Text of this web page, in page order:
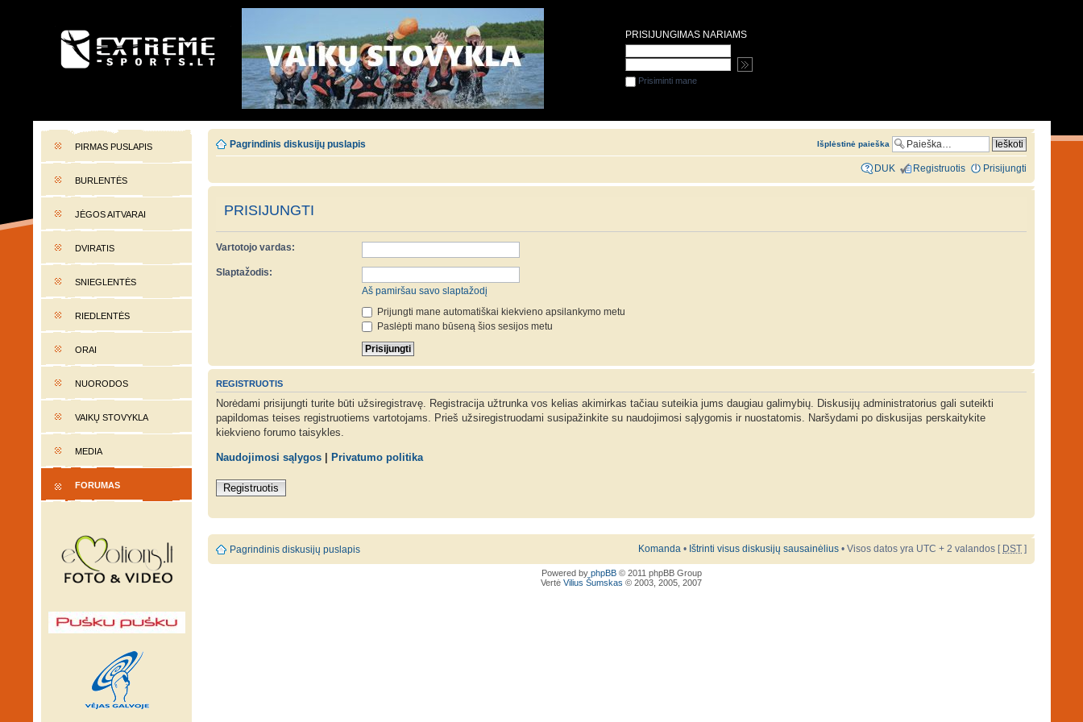
EXTREME-SPORTS.LT
PIRMAS PUSLAPIS
BURLENTĖS
JĖGOS AITVARAI
DVIRATIS
SNIEGLENTĖS
RIEDLENTĖS
ORAI
NUORODOS
VAIKŲ STOVYKLA
MEDIA
FORUMAS
Pagrindinis diskusijų puslapis Išplėstinė paieška
DUK Registruotis Prisijungti
PRISIJUNGTI
Vartotojo vardas:
Slaptažodis:
Aš pamiršau savo slaptažodį
Prijungti mane automatiškai kiekvieno apsilankymo metu
Paslėpti mano būseną šios sesijos metu
REGISTRUOTIS
Norėdami prisijungti turite būti užsiregistravę. Registracija užtrunka vos kelias akimirkas tačiau suteikia jums daugiau galimybių. Diskusijų administratorius gali suteikti
papildomas teises registruotiems vartotojams. Prieš užsiregistruodami susipažinkite su naudojimosi sąlygomis ir nuostatomis. Naršydami po diskusijas perskaitykite
kiekvieno forumo taisykles.
Naudojimosi sąlygos Privatumo politika
Registruotis
Pagrindinis diskusijų puslapis Komanda • Ištrinti visus diskusijų sausainėlius • Visos datos yra UTC + 2 valandos [ DST ]
Powered by phpBB© 2011 phpBB Group
Vertė Vilius Šumskas © 2003, 2005, 2007
PRISIJUNGIMAS NARIAMS
Prisiminti mane